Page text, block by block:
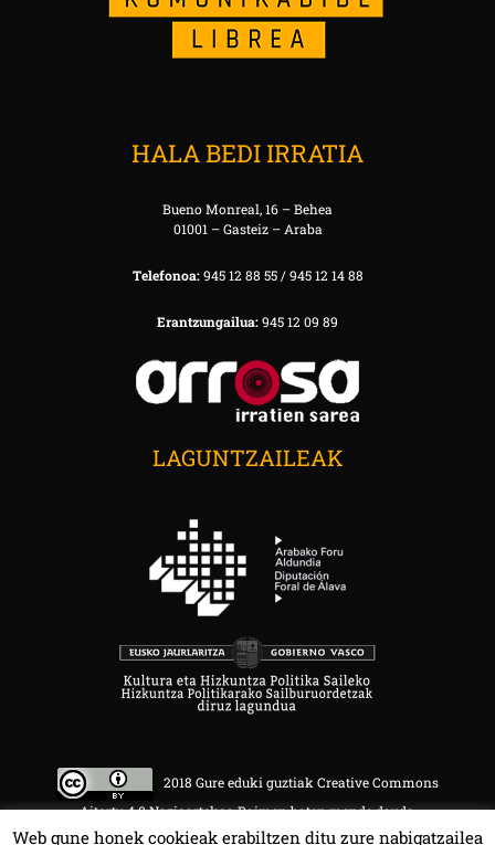
HALA BEDI IRRATIA
Bueno Monreal, 16 – Behea
01001 – Gasteiz – Araba
Telefonoa:945 12 88 55 / 945 12 14 88
Erantzungailua:945 12 09 89
LAGUNTZAILEAK
2018 Gure eduki guztiak Creative Commons
Aitortu 4.0 Nazioartekoa Baimen baten mende daude.
Web gune honek cookieak erabiltzen ditu zure nabigatzailea